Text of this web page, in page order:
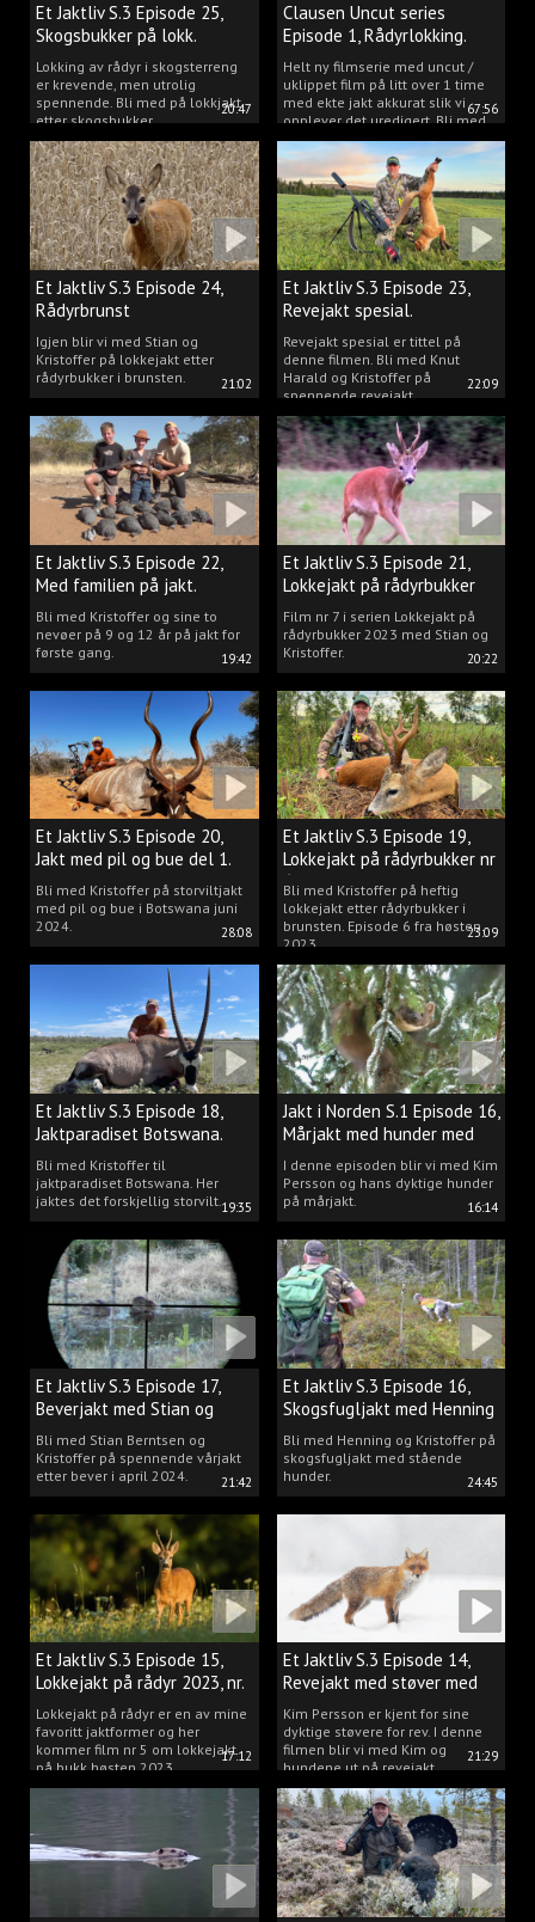
20:47
Et Jaktliv S.3 Episode 25,
Skogsbukker på lokk.
Lokking av rådyr i skogsterreng
er krevende, men utrolig
spennende. Bli med på lokkjakt
etter skogsbukker.
67:56
Clausen Uncut series
Episode 1, Rådyrlokking.
Helt ny filmserie med uncut /
uklippet film på litt over 1 time
med ekte jakt akkurat slik vi
opplever det uredigert. Bli med
Kristoffer og opplev akkurat det
vi gjør når vi er ute og lokker
rådyr.
21:02
Et Jaktliv S.3 Episode 24,
Rådyrbrunst
Igjen blir vi med Stian og
Kristoffer på lokkejakt etter
rådyrbukker i brunsten.
22:09
Et Jaktliv S.3 Episode 23,
Revejakt spesial.
Revejakt spesial er tittel på
denne filmen. Bli med Knut
Harald og Kristoffer på
spennende revejakt.
19:42
Et Jaktliv S.3 Episode 22,
Med familien på jakt.
Bli med Kristoffer og sine to
nevøer på 9 og 12 år på jakt for
første gang.
20:22
Et Jaktliv S.3 Episode 21,
Lokkejakt på rådyrbukker
med Stian og Kristoffer
Film nr 7 i serien Lokkejakt på
rådyrbukker 2023 med Stian og
Kristoffer.
28:08
Et Jaktliv S.3 Episode 20,
Jakt med pil og bue del 1.
Bli med Kristoffer på storviltjakt
med pil og bue i Botswana juni
2024.
23:09
Et Jaktliv S.3 Episode 19,
Lokkejakt på rådyrbukker nr
6
Bli med Kristoffer på heftig
lokkejakt etter rådyrbukker i
brunsten. Episode 6 fra høsten
2023.
19:35
Et Jaktliv S.3 Episode 18,
Jaktparadiset Botswana.
Bli med Kristoffer til
jaktparadiset Botswana. Her
jaktes det forskjellig storvilt.
16:14
Jakt i Norden S.1 Episode 16,
Mårjakt med hunder med
Kim Persson
I denne episoden blir vi med Kim
Persson og hans dyktige hunder
på mårjakt.
21:42
Et Jaktliv S.3 Episode 17,
Beverjakt med Stian og
Kristoffer
Bli med Stian Berntsen og
Kristoffer på spennende vårjakt
etter bever i april 2024.
24:45
Et Jaktliv S.3 Episode 16,
Skogsfugljakt med Henning
Mathisen
Bli med Henning og Kristoffer på
skogsfugljakt med stående
hunder.
17:12
Et Jaktliv S.3 Episode 15,
Lokkejakt på rådyr 2023, nr.
5Lokkejakt på rådyr er en av mine
favoritt jaktformer og her
kommer film nr 5 om lokkejakt
på bukk høsten 2023.
21:29
Et Jaktliv S.3 Episode 14,
Revejakt med støver med
Kim Persson
Kim Persson er kjent for sine
dyktige støvere for rev. I denne
filmen blir vi med Kim og
hundene ut på revejakt.